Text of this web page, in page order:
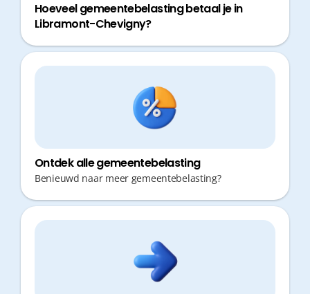
Hoeveel gemeentebelasting betaal je in
Libramont-Chevigny?
Ontdek alle gemeentebelasting
Benieuwd naar meer gemeentebelasting?